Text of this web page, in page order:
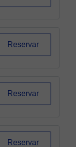
Reservar
Reservar
Reservar